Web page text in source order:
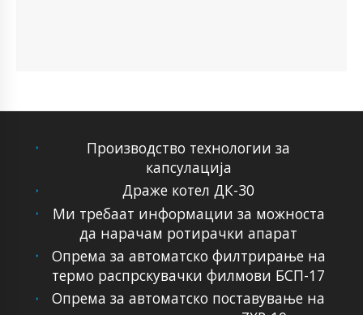
Производство технологии за
капсулација
Драже котел ДК-30
Ми требаат информации за можноста
да нарачам ротирачки апарат
Опрема за автоматско филтрирање на
термо распрскувачки филмови БСП-17
Опрема за автоматско поставување на